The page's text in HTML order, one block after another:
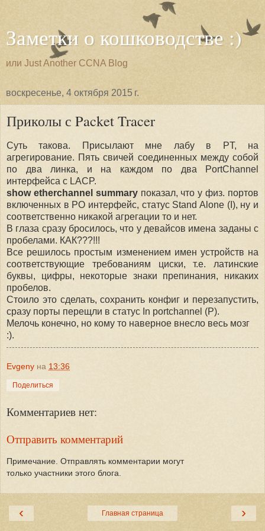
Заметки о кошководстве :)
или Just Another CCNA Blog
воскресенье, 4 октября 2015 г.
Приколы с Packet Tracer
Суть такова. Присылают мне лабу в PT, на
агрегирование. Пять свичей соединенных между собой
по два линка, и на каждом по два PortChannel
интерфейса с LACP.
show etherchannel summaryпоказал, что у физ. портов
включенных в PO интерфейс, статус Stand Alone (I), ну и
соответственно никакой агрегации то и нет.
В глаза сразу бросилось, что у девайсов имена заданы с
пробелами. КАК???!!!
Все решилось простым изменением имен устройств на
соответствующие требованиям циски, т.е. латинские
буквы, цифры, некоторые знаки препинания, никаких
пробелов.
Стоило это сделать, сохранить конфиг и перезапустить,
сразу порты перещли в статус In portchannel (P).
Мелочь конечно, но кому то наверное внесло весь мозг
:).
Evgeny на 13:36
Поделиться
Комментариев нет:
Отправить комментарий
Примечание. Отправлять комментарии могут
только участники этого блога.
‹ ›
Главная страница